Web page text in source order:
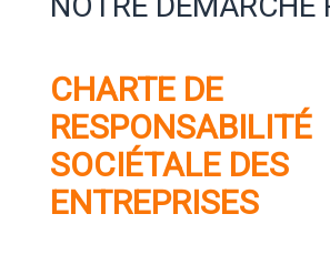
CHARTE DE
RESPONSABILITÉ
SOCIÉTALE DES
ENTREPRISES